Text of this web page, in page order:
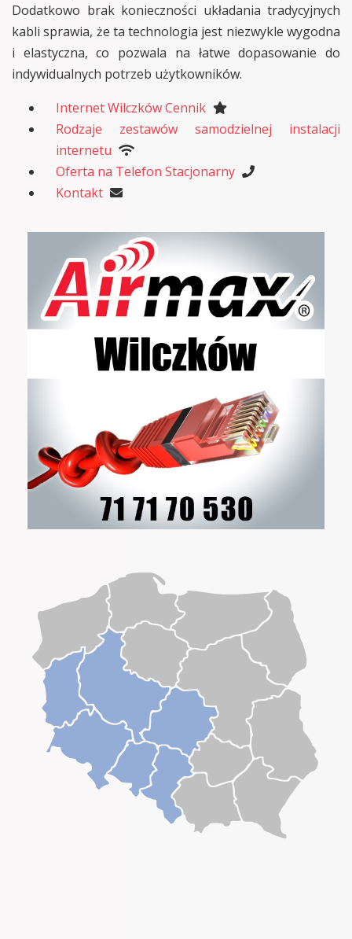
Dodatkowo brak konieczności układania tradycyjnych
kabli sprawia, że ta technologia jest niezwykle wygodna
i elastyczna, co pozwala na łatwe dopasowanie do
indywidualnych potrzeb użytkowników.
Internet Wilczków Cennik
Rodzaje zestawów samodzielnej instalacji
internetu
Oferta na Telefon Stacjonarny
Kontakt